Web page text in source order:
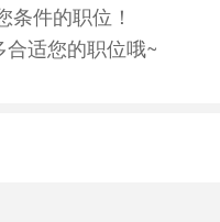
条件的职位！
适您的职位哦~